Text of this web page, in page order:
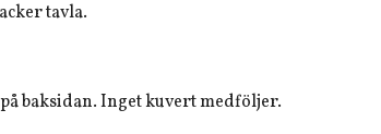
tavla.
baksidan. Inget kuvert medföljer.